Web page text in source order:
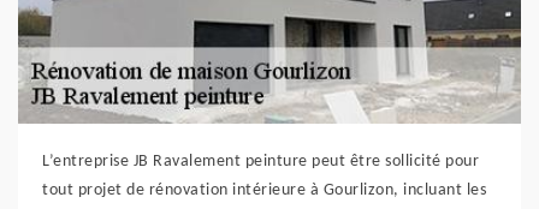
L’entreprise JB Ravalement peinture peut être sollicité pour
tout projet de rénovation intérieure à Gourlizon, incluant les